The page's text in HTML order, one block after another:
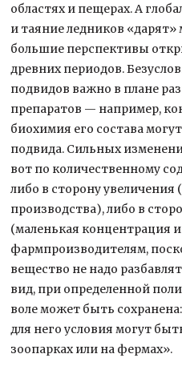
областях и пещерах. А
и таяние ледников
большие перспективы
древних периодов.
подвидов важно в плане
препаратов — например,
биохимия его состава
подвида. Сильных
вот по количественному
либо в сторону увеличения
производства), либо в
(маленькая концентрация
фармпроизводителям,
вещество не надо
вид, при определенной
воле может быть
для него условия могут
зоопарках или на фермах».